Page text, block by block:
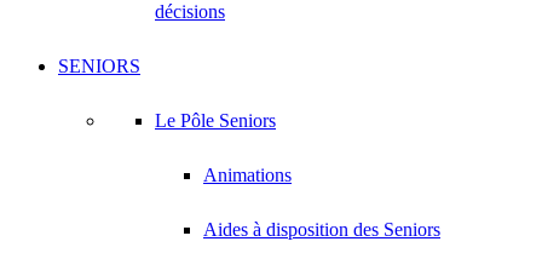
décisions
SENIORS
Le Pôle Seniors
Animations
Aides à disposition des Seniors